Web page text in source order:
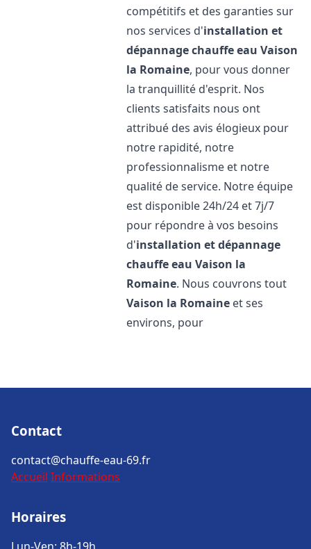
compétitifs et des garanties sur
nos services d'installation et
dépannage chauffe eau Vaison
la Romaine, pour vous donner
la tranquillité d'esprit. Nos
clients satisfaits nous ont
attribué des avis élogieux pour
notre rapidité, notre
professionnalisme et notre
qualité de service. Notre équipe
est disponible 24h/24 et 7j/7
pour répondre à vos besoins
d'installation et dépannage
chauffe eau Vaison la
Romaine. Nous couvrons tout
Vaison la Romaine et ses
environs, pour
Contact
contact@chauffe-eau-69.fr
Accueil Informations
Horaires